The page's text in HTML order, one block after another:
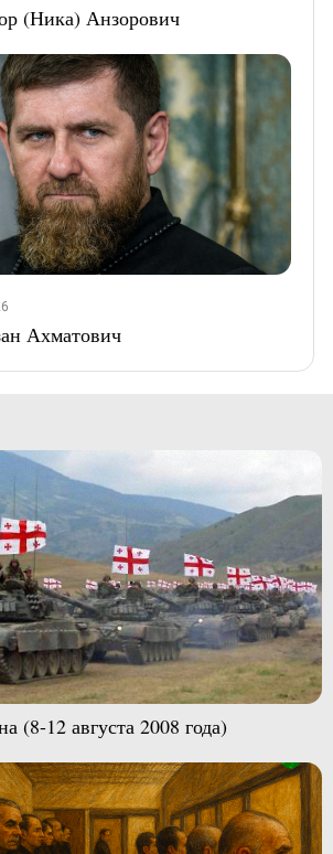
(Ника) Анзорович
Ахматович
(8-12 августа 2008 года)